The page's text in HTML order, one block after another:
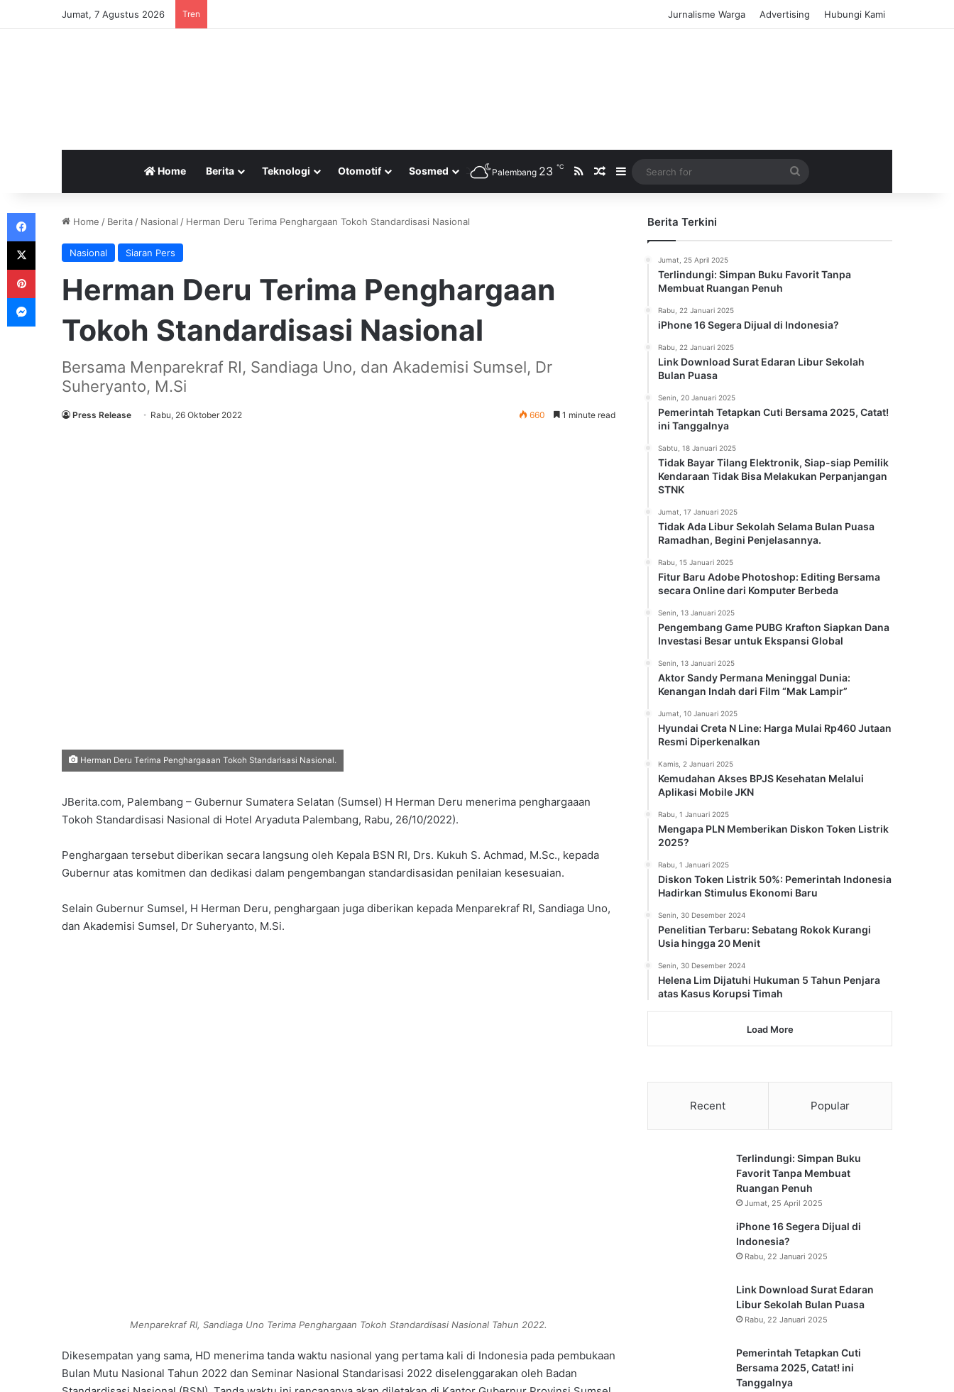
Jumat, 7 Agustus 2026 Tren Jurnalisme Warga Advertising Hubungi Kami
Home Berita Teknologi Otomotif Sosmed Palembang 23 ℃ RSSRandom Article
Sidebar
for
Home / Berita / Nasional / Herman Deru Terima Penghargaan Tokoh Standardisasi Nasional
Nasional Siaran Pers
Herman Deru Terima Penghargaan
Tokoh Standardisasi Nasional
Bersama Menparekraf RI, Sandiaga Uno, dan Akademisi Sumsel, Dr
Suheryanto, M.Si
Press Release Rabu, 26 Oktober 2022 660 1 minute read
Herman Deru Terima Penghargaaan Tokoh Standarisasi Nasional.
JBerita.com, Palembang – Gubernur Sumatera Selatan (Sumsel) H Herman Deru menerima penghargaaan
Tokoh Standardisasi Nasional di Hotel Aryaduta Palembang, Rabu, 26/10/2022).
Penghargaan tersebut diberikan secara langsung oleh Kepala BSN RI, Drs. Kukuh S. Achmad, M.Sc., kepada
Gubernur atas komitmen dan dedikasi dalam pengembangan standardisasidan penilaian kesesuaian.
Selain Gubernur Sumsel, H Herman Deru, penghargaan juga diberikan kepada Menparekraf RI, Sandiaga Uno,
dan Akademisi Sumsel, Dr Suheryanto, M.Si.
Menparekraf RI, Sandiaga Uno Terima Penghargaan Tokoh Standardisasi Nasional Tahun 2022.
Dikesempatan yang sama, HD menerima tanda waktu nasional yang pertama kali di Indonesia pada pembukaan
Bulan Mutu Nasional Tahun 2022 dan Seminar Nasional Standarisasi 2022 diselenggarakan oleh Badan
Berita Terkini
Jumat, 25 April 2025
Terlindungi: Simpan Buku Favorit Tanpa
Membuat Ruangan Penuh
Rabu, 22 Januari 2025
iPhone 16 Segera Dijual di Indonesia?
Rabu, 22 Januari 2025
Link Download Surat Edaran Libur Sekolah
Bulan Puasa
Senin, 20 Januari 2025
Pemerintah Tetapkan Cuti Bersama 2025, Catat!
ini Tanggalnya
Sabtu, 18 Januari 2025
Tidak Bayar Tilang Elektronik, Siap-siap Pemilik
Kendaraan Tidak Bisa Melakukan Perpanjangan
STNK
Jumat, 17 Januari 2025
Tidak Ada Libur Sekolah Selama Bulan Puasa
Ramadhan, Begini Penjelasannya.
Rabu, 15 Januari 2025
Fitur Baru Adobe Photoshop: Editing Bersama
secara Online dari Komputer Berbeda
Senin, 13 Januari 2025
Pengembang Game PUBG Krafton Siapkan Dana
Investasi Besar untuk Ekspansi Global
Senin, 13 Januari 2025
Aktor Sandy Permana Meninggal Dunia:
Kenangan Indah dari Film “Mak Lampir”
Jumat, 10 Januari 2025
Hyundai Creta N Line: Harga Mulai Rp460 Jutaan
Resmi Diperkenalkan
Kamis, 2 Januari 2025
Kemudahan Akses BPJS Kesehatan Melalui
Aplikasi Mobile JKN
Rabu, 1 Januari 2025
Mengapa PLN Memberikan Diskon Token Listrik
2025?
Rabu, 1 Januari 2025
Diskon Token Listrik 50%: Pemerintah Indonesia
Hadirkan Stimulus Ekonomi Baru
Senin, 30 Desember 2024
Penelitian Terbaru: Sebatang Rokok Kurangi
Usia hingga 20 Menit
Senin, 30 Desember 2024
Helena Lim Dijatuhi Hukuman 5 Tahun Penjara
atas Kasus Korupsi Timah
Load More
Recent Popular
Terlindungi: Simpan Buku
Favorit Tanpa Membuat
Ruangan Penuh
Jumat, 25 April 2025
iPhone 16 Segera Dijual di
Indonesia?
Rabu, 22 Januari 2025
Link Download Surat Edaran
Libur Sekolah Bulan Puasa
Rabu, 22 Januari 2025
Pemerintah Tetapkan Cuti
Bersama 2025, Catat! ini
Tanggalnya
Facebook
X
Pinterest
Messenger